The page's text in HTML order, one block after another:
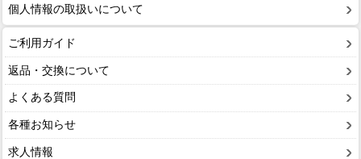
個人情報の取扱いについて
ご利用ガイド
返品・交換について
よくある質問
各種お知らせ
求人情報